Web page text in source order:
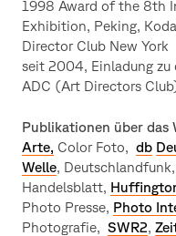
1998 Award of the 8th
Exhibition, Peking,
Director Club New York
seit 2004, Einladung zu
ADC (Art Directors
Publikationen über das
Arte, Color Foto, db
Welle, Deutschlandfunk,
Handelsblatt,
Photo Presse, Photo
Photografie, SWR2,